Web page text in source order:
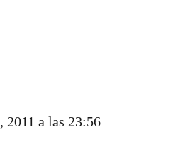
2011 a las 23:56